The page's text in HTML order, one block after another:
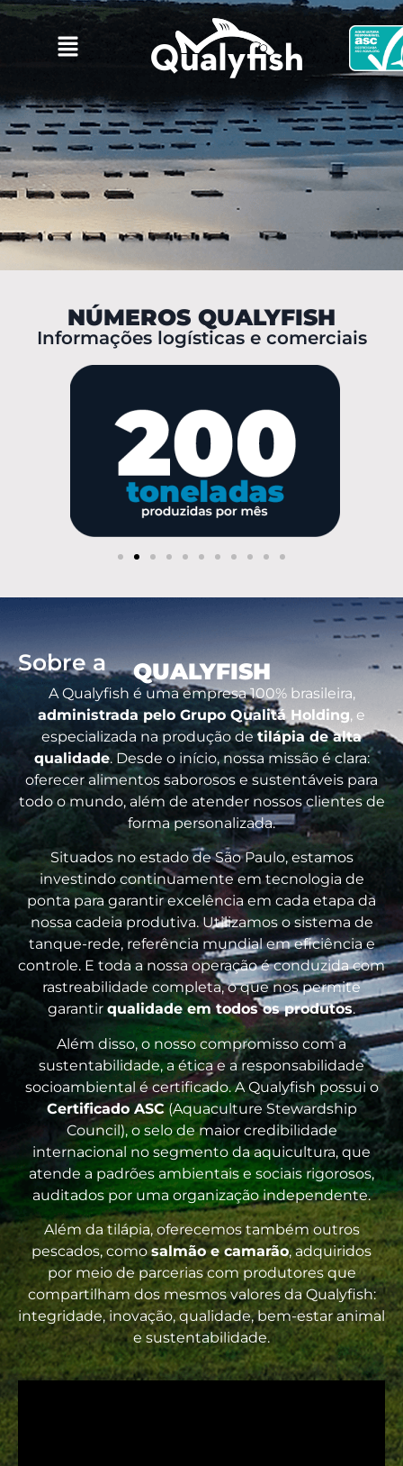
NÚMEROS QUALYFISH
Informações logísticas e comerciais
Sobre a QUALYFISH
A Qualyfish é uma empresa 100% brasileira,
administrada pelo Grupo Qualitá Holding, e
especializada na produção detilápia de alta
qualidade. Desde o início, nossa missão é clara:
oferecer alimentos saborosos e sustentáveis para
todo o mundo, além de atender nossos clientes de
forma personalizada.
Situados no estado de São Paulo, estamos
investindo continuamente em tecnologia de
ponta para garantir excelência em cada etapa da
nossa cadeia produtiva. Utilizamos o sistema de
tanque-rede, referência mundial em eficiência e
controle. E toda a nossa operação é conduzida com
rastreabilidade completa, o que nos permite
garantir qualidade em todos os produtos.
Além disso, o nosso compromisso com a
sustentabilidade, a ética e a responsabilidade
socioambiental é certificado. A Qualyfish possui o
Certificado ASC(Aquaculture Stewardship
Council), o selo de maior credibilidade
internacional no segmento da aquicultura, que
atende a padrões ambientais e sociais rigorosos,
auditados por uma organização independente.
Além da tilápia, oferecemos também outros
pescados, comosalmão e camarão, adquiridos
por meio de parcerias com produtores que
compartilham dos mesmos valores da Qualyfish:
integridade, inovação, qualidade, bem-estar animal
e sustentabilidade.